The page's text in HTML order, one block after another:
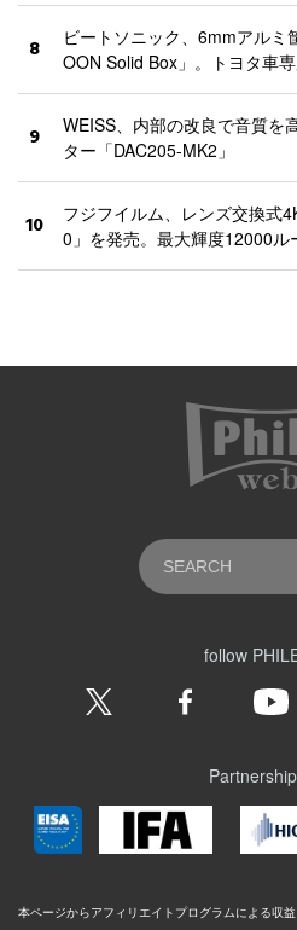
8
ビートソニック、6mmアル
OON Solid Box」。トヨタ車
9
WEISS、内部の改良で音質を
ター「DAC205-MK2」
10
フジフイルム、レンズ交換式
0」を発売。最大輝度12000ル
follow
本ページからアフィリエイトプログラムによる収